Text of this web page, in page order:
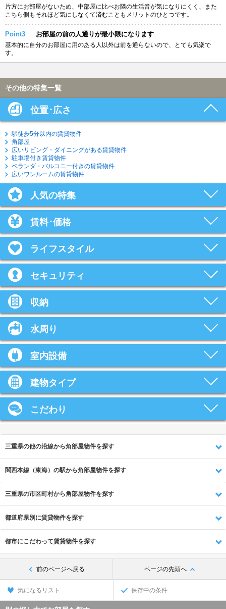
片方にお部屋がないため、中部屋に比べお隣の生活音が気になりにくく、また
こちら側もそれほど気にしなくて済むこともメリットのひとつです。
Point3 お部屋の前の人通りが最小限になります
基本的に自分のお部屋に用のある人以外は前を通らないので、とても気楽で
す。
その他の特集一覧
位置･広さ
駅徒歩5分以内の賃貸物件
角部屋
広いリビング・ダイニングがある賃貸物件
駐車場付き賃貸物件
ベランダ・バルコニー付きの賃貸物件
広いワンルームの賃貸物件
人気の特集
賃料･価格
ライフスタイル
セキュリティ
収納
水周り
室内設備
建物タイプ
こだわり
三重県の他の沿線から角部屋物件を探す
関西本線（東海）の駅から角部屋物件を探す
三重県の市区町村から角部屋物件を探す
都道府県別に賃貸物件を探す
都市にこだわって賃貸物件を探す
前のページへ戻る ページの先頭へ
気になるリスト 保存中の条件